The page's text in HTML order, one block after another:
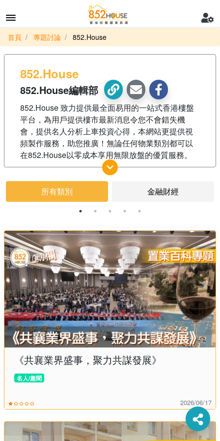
首頁 專題討論 852.House
852.House
852.House編輯部
852.House 致力提供最全面易用的一站式香港樓盤
平台，為用戶提供樓市最新消息令您不會錯失機
會，提供名人分析上車投資心得，本網站更提供視
頻製作服務，助您推廣！無論任何物業類別都可以
在852.House以零成本享用無限放盤的優質服務。
所有類別 金融財經
《共襄業界盛事，聚力共謀發展》
名人/趣聞
2026/06/17